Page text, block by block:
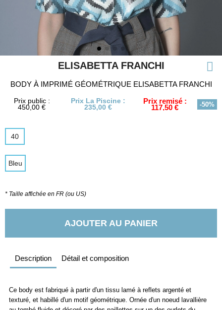
ELISABETTA FRANCHI
BODY À IMPRIMÉ GÉOMÉTRIQUE ELISABETTA FRANCHI
Prix public :
450,00 €
Prix La Piscine :
235,00 €
Prix remisé :
117,50 € -50%
40
Bleu
* Taille affichée en FR (ou US)
AJOUTER AU PANIER
Description Détail et composition
Ce body est fabriqué à partir d'un tissu lamé à reflets argenté et
texturé, et habillé d'un motif géométrique. Ornée d'un noeud lavallière